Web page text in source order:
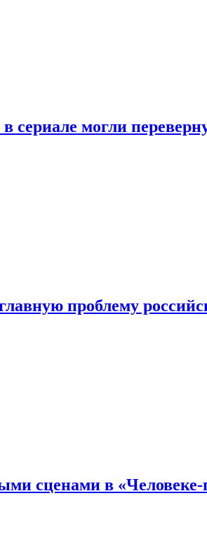
сериале могли
проблему
сценами в «Человеке-